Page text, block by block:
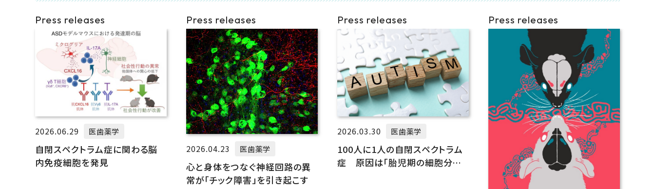
Press releases
2026.06.29 医歯薬学
自閉スペクトラム症に関わる脳
内免疫細胞を発見
Press releases
2026.04.23 医歯薬学
心と身体をつなぐ神経回路の異
常が「チック障害」を引き起こす
Press releases
2026.03.30 医歯薬学
100人に1人の自閉スペクトラム
症 原因は「胎児期の細胞分化
Press releases